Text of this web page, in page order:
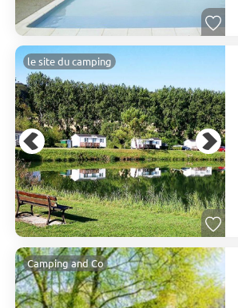
le site du camping
Camping and Co